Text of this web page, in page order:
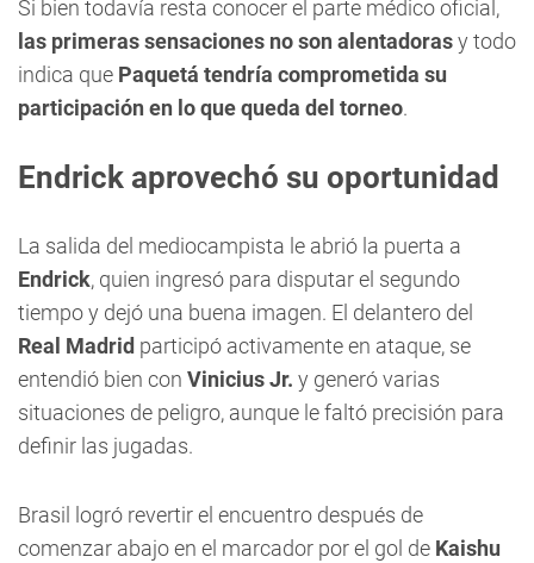
Si bien todavía resta conocer el parte médico oficial,
las primeras sensaciones no son alentadorasy todo
indica que Paquetá tendría comprometida su
participación en lo que queda del torneo.
Endrick aprovechó su oportunidad
La salida del mediocampista le abrió la puerta a
Endrick, quien ingresó para disputar el segundo
tiempo y dejó una buena imagen. El delantero del
Real Madrid participó activamente en ataque, se
entendió bien con Vinicius Jr. y generó varias
situaciones de peligro, aunque le faltó precisión para
definir las jugadas.
Brasil logró revertir el encuentro después de
comenzar abajo en el marcador por el gol de Kaishu